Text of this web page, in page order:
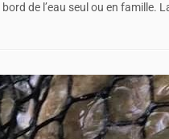
de l’eau seul ou en famille.